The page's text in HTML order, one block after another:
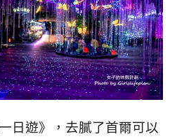
日遊》，去膩了首爾可以